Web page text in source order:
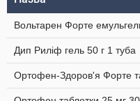
Вольтарен Форте
Дип Риліф гель 50 г 1 туба
Ортофен-Здоров'я Форте